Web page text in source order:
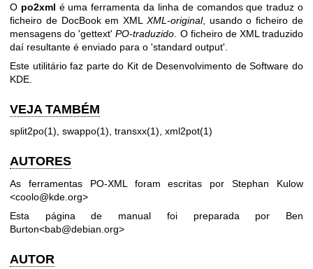
O po2xml é uma ferramenta da linha de comandos que traduz o
ficheiro de DocBook em XML XML-original, usando o ficheiro de
mensagens do 'gettext'PO-traduzido . O ficheiro de XML traduzido
daí resultante é enviado para o 'standard output'.
Este utilitário faz parte do Kit de Desenvolvimento de Software do
KDE.
VEJA TAMBÉM
split2po(1), swappo(1), transxx(1), xml2pot(1)
AUTORES
As ferramentas PO-XML foram escritas por Stephan Kulow
<coolo@kde.org>
Esta página de manual foi preparada por Ben
Burton<bab@debian.org>
AUTOR